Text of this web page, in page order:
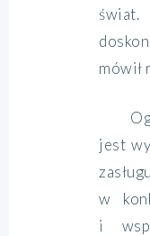
mówił
jest
w
i